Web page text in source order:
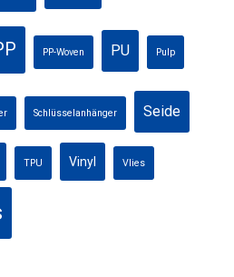
PP-Woven PU Pulp
Schlüsselanhänger Seide
TPU Vinyl Vlies